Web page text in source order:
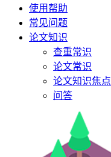
使用帮助
常见问题
论文知识
查重常识
论文常识
论文知识焦点
问答